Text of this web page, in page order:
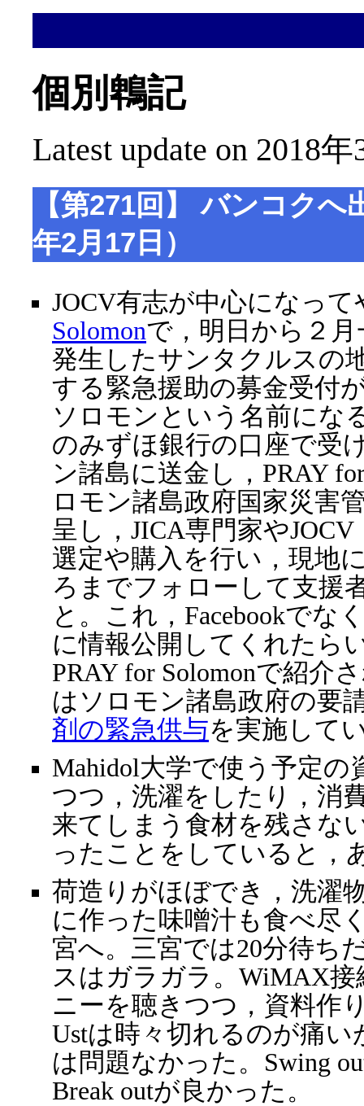
個別鵯記
Latest update on 2018
【第271回】 バンコクへ
年2月17日）
JOCV有志が中心になっ
Solomonで，明日から２
発生したサンタクルスの
する緊急援助の募金受付
ソロモンという名前にな
のみずほ銀行の口座で受
ン諸島に送金し，PRAY
ロモン諸島政府国家災害
呈し，JICA専門家や
選定や購入を行い，現地
ろまでフォローして支援
と。これ，Facebookでな
に情報公開してくれたら
PRAY for Solomonで紹介
はソロモン諸島政府の要
剤の緊急供与を実施して
Mahidol大学で使う予定
つつ，洗濯をしたり，消
来てしまう食材を残さな
ったことをしていると，
荷造りがほぼでき，洗濯
に作った味噌汁も食べ尽
宮へ。三宮では20分待ち
スはガラガラ。WiMAX
ニーを聴きつつ，資料作
Ustは時々切れるのが痛
は問題なかった。Swing
Break outが良かった。